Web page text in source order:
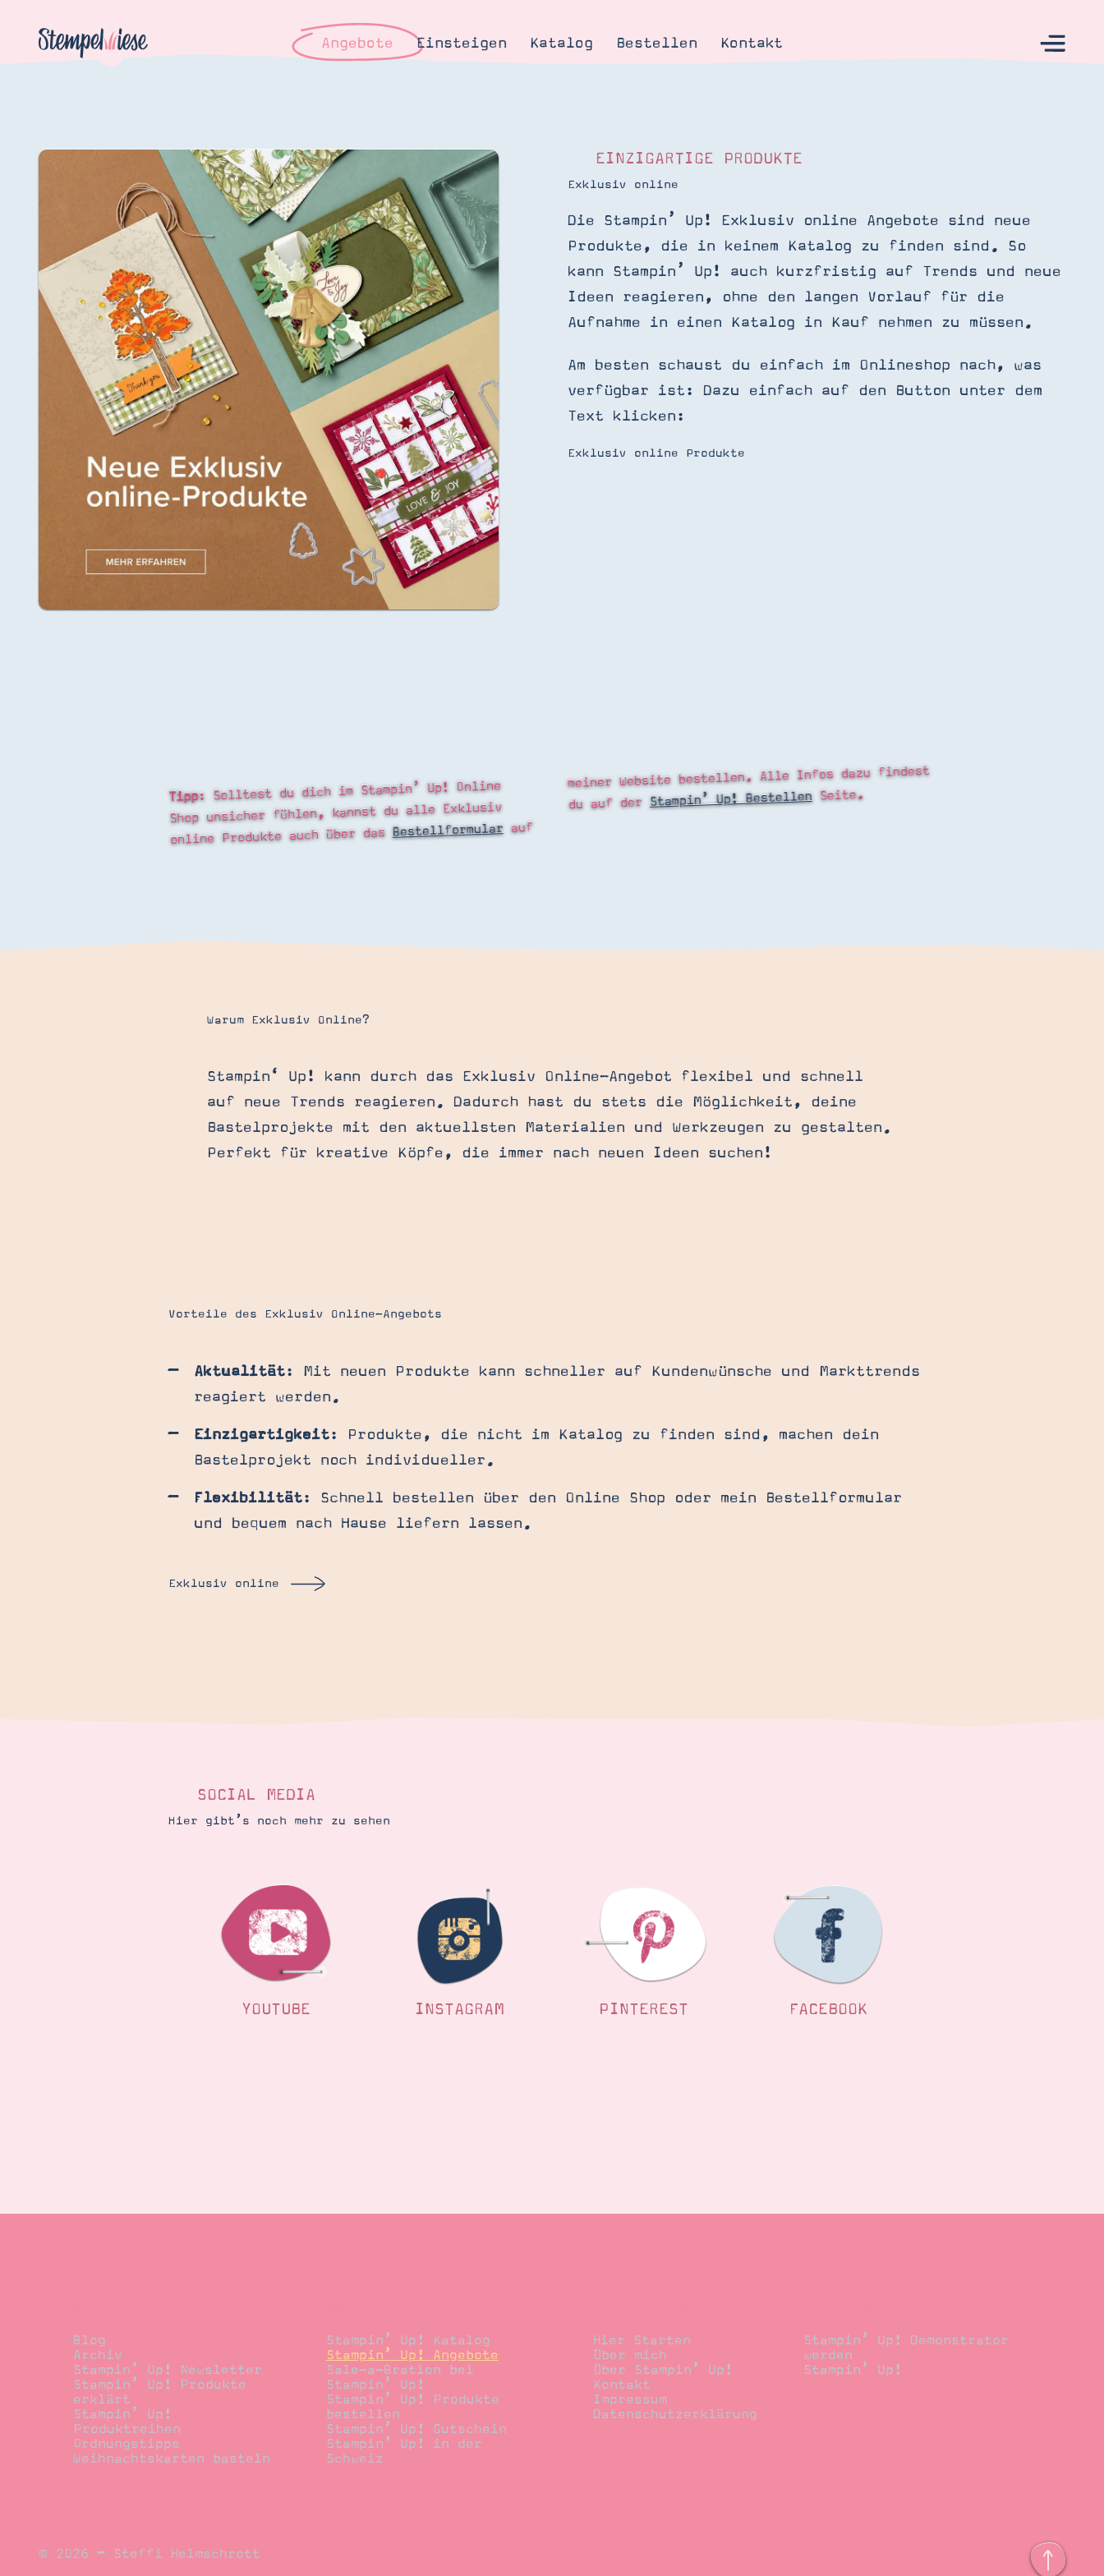
Angebote Einsteigen Katalog Bestellen Kontakt
Hier
Starten
Katalog
Bestellen
Kontakt
Angebote
Demonstrator werden
Blog
Gutscheine
Produkte erklärt
Über mich
Über Stampin’ Up!
Ordnungstipps
EINZIGARTIGE PRODUKTE
Exklusiv online
Die Stampin’ Up! Exklusiv online Angebote sind neue
Produkte, die in keinem Katalog zu finden sind. So
kann Stampin’ Up! auch kurzfristig auf Trends und neue
Ideen reagieren, ohne den langen Vorlauf für die
Aufnahme in einen Katalog in Kauf nehmen zu müssen.
Am besten schaust du einfach im Onlineshop nach, was
verfügbar ist: Dazu einfach auf den Button unter dem
Text klicken:
Exklusiv online Produkte
Tipp: Solltest du dich im Stampin’ Up! Online
Shop unsicher fühlen, kannst du alle Exklusiv
online Produkte auch über dasBestellformularauf
meiner Website bestellen. Alle Infos dazu findest
du auf der Stampin’ Up! BestellenSeite.
Warum Exklusiv Online?
Stampin‘ Up! kann durch das Exklusiv Online-Angebot flexibel und schnell
auf neue Trends reagieren. Dadurch hast du stets die Möglichkeit, deine
Bastelprojekte mit den aktuellsten Materialien und Werkzeugen zu gestalten.
Perfekt für kreative Köpfe, die immer nach neuen Ideen suchen!
Vorteile des Exklusiv Online-Angebots
Aktualität: Mit neuen Produkte kann schneller auf Kundenwünsche und Markttrends
reagiert werden.
Einzigartigkeit: Produkte, die nicht im Katalog zu finden sind, machen dein
Bastelprojekt noch individueller.
Flexibilität: Schnell bestellen über den Online Shop oder mein Bestellformular
und bequem nach Hause liefern lassen.
Exklusiv online
SOCIAL MEDIA
Hier gibt’s noch mehr zu sehen
YOUTUBE INSTAGRAM PINTEREST FACEBOOK
Blog
Archiv
Stampin’ Up! Newsletter
Stampin’ Up! Produkte
erklärt
Stampin’ Up!
Produktreihen
Ordnungstipps
Weihnachtskarten basteln
Stampin’ Up! Katalog
Stampin’ Up! Angebote
Sale-a-Bration bei
Stampin’ Up!
Stampin’ Up! Produkte
bestellen
Stampin’ Up! Gutschein
Stampin’ Up! in der
Schweiz
Hier Starten
Über mich
Über Stampin’ Up!
Kontakt
Impressum
Datenschutzerklärung
Stampin’ Up! Demonstrator
werden
Stampin’ Up!
© 2026 – Steffi Helmschrott